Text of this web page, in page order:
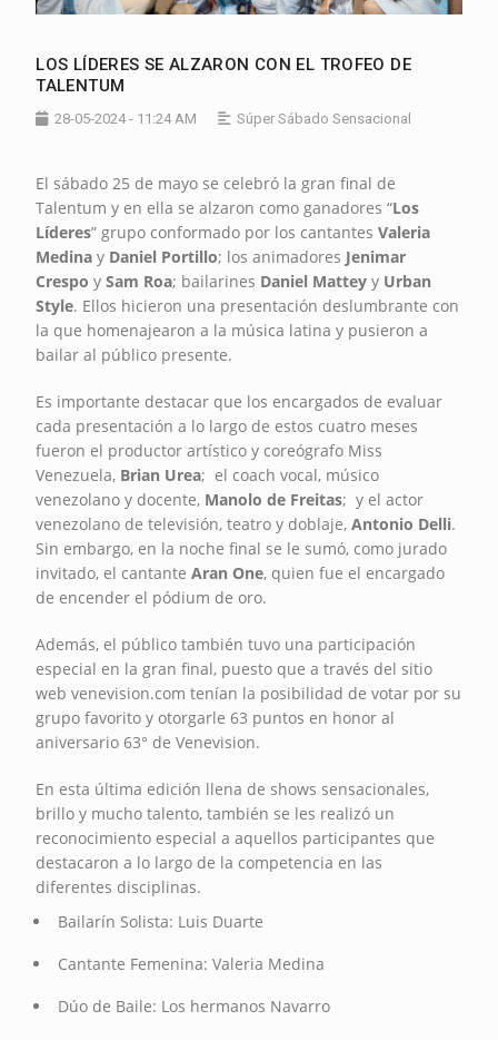
LOS LÍDERES SE ALZARON CON EL TROFEO DE
TALENTUM
28-05-2024 - 11:24 AM Súper Sábado Sensacional
El sábado 25 de mayo se celebró la gran final de
Talentum y en ella se alzaron como ganadores “Los
Líderes” grupo conformado por los cantantesValeria
Medina y Daniel Portillo; los animadores Jenimar
Crespo ySam Roa; bailarines Daniel Mattey y Urban
Style. Ellos hicieron una presentación deslumbrante con
la que homenajearon a la música latina y pusieron a
bailar al público presente.
Es importante destacar que los encargados de evaluar
cada presentación a lo largo de estos cuatro meses
fueron el productor artístico y coreógrafo Miss
Venezuela, Brian Urea; el coach vocal, músico
venezolano y docente, Manolo de Freitas; y el actor
venezolano de televisión, teatro y doblaje,Antonio Delli.
Sin embargo, en la noche final se le sumó, como jurado
invitado, el cantanteAran One, quien fue el encargado
de encender el pódium de oro.
Además, el público también tuvo una participación
especial en la gran final, puesto que a través del sitio
web venevision.com tenían la posibilidad de votar por su
grupo favorito y otorgarle 63 puntos en honor al
aniversario 63° de Venevision.
En esta última edición llena de shows sensacionales,
brillo y mucho talento, también se les realizó un
reconocimiento especial a aquellos participantes que
destacaron a lo largo de la competencia en las
diferentes disciplinas.
Bailarín Solista: Luis Duarte
Cantante Femenina: Valeria Medina
Dúo de Baile: Los hermanos Navarro